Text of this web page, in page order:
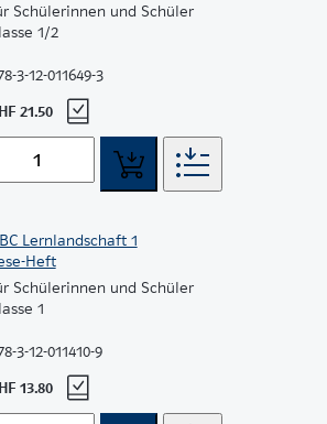
Schülerinnen und Schüler
1/2
3-12-011649-3
21.50
Lernlandschaft 1
Heft
Schülerinnen und Schüler
1
3-12-011410-9
13.80